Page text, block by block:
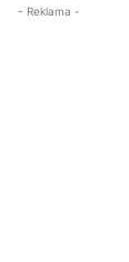
- Reklama -